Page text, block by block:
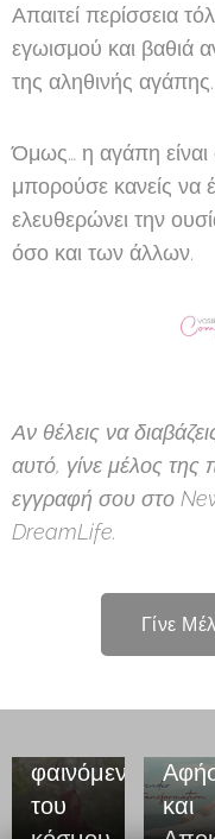
Απαιτεί περίσσεια
εγωισμού και βαθιά
της αληθινής αγάπης.
Όμως… η αγάπη
μπορούσε κανείς να
ελευθερώνει την
όσο και των άλλων.
Αν θέλεις να
αυτό, γίνε μέλος
εγγραφή σου στο
DreamLife.
Γίνε
τέμνονται
φαινόμενα
του
και